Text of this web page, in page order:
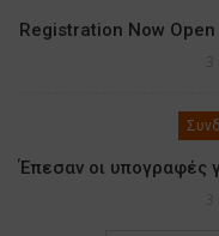
Registration Now
Έπεσαν οι υπογραφές